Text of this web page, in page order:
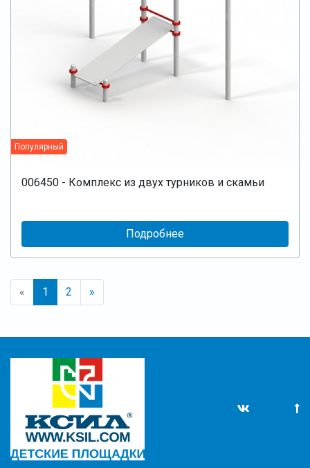
Популярный
006450 - Комплекс из двух турников и скамьи
Подробнее
« 1 2 »